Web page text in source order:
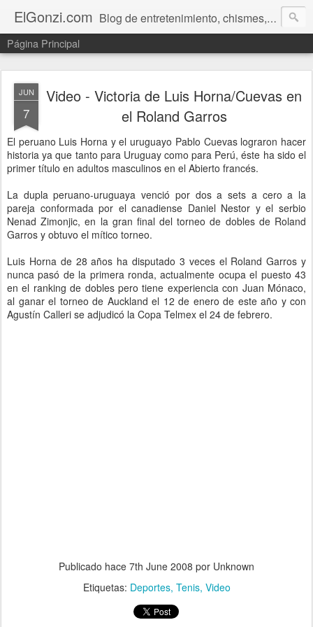
ElGonzi.com Blog de entretenimiento, chismes, humor, farándula, curiosidades, ovnis, noticias calientes, fotos, videos, paranormal y ¡más!
Página Principal
JUN
7
Video - Victoria de Luis Horna/Cuevas en
el Roland Garros
El peruano Luis Horna y el uruguayo Pablo Cuevas lograron hacer
historia ya que tanto para Uruguay como para Perú, éste ha sido el
primer título en adultos masculinos en el Abierto francés.
La dupla peruano-uruguaya venció por dos a sets a cero a la
pareja conformada por el canadiense Daniel Nestor y el serbio
Nenad Zimonjic, en la gran final del torneo de dobles de Roland
Garros y obtuvo el mítico torneo.
Luis Horna de 28 años ha disputado 3 veces el Roland Garros y
nunca pasó de la primera ronda, actualmente ocupa el puesto 43
en el ranking de dobles pero tiene experiencia con Juan Mónaco,
al ganar el torneo de Auckland el 12 de enero de este año y con
Agustín Calleri se adjudicó la Copa Telmex el 24 de febrero.
Publicado hace 7th June 2008 por Unknown
Etiquetas: Deportes Tenis Video